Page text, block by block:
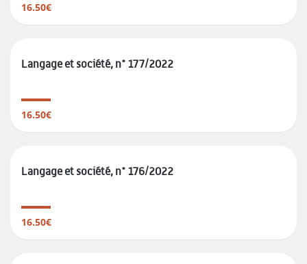
16.50€
Langage et société, n° 177/2022
16.50€
Langage et société, n° 176/2022
16.50€